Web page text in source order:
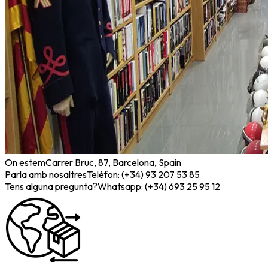
On estemCarrer Bruc, 87, Barcelona, Spain
Parla amb nosaltresTelèfon: (+34) 93 207 53 85
Tens alguna pregunta?Whatsapp: (+34) 693 25 95 12